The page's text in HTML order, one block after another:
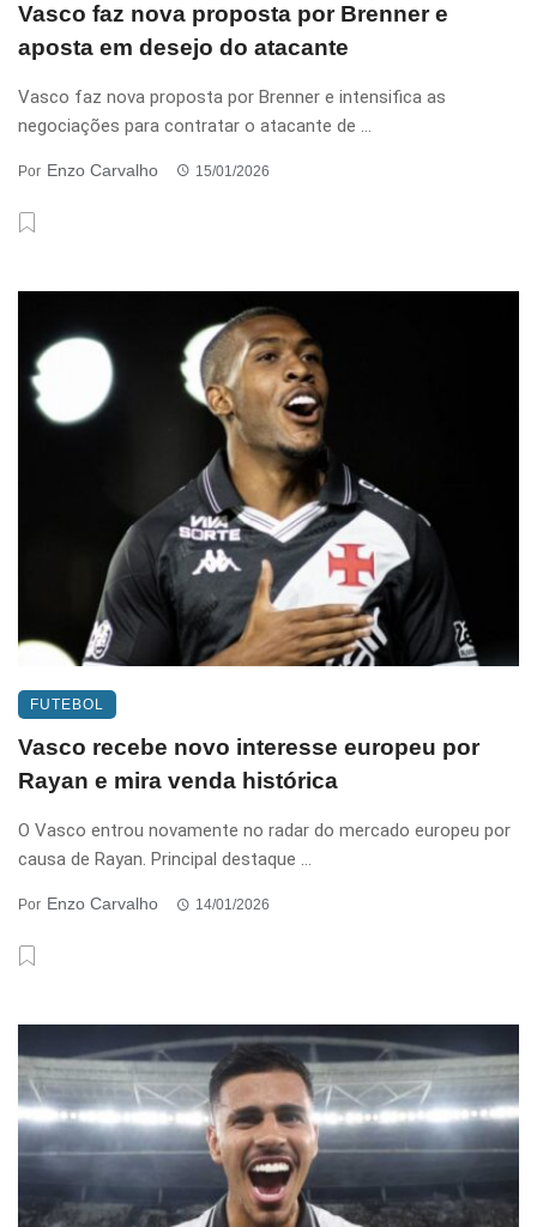
Vasco faz nova proposta por Brenner e
aposta em desejo do atacante
Vasco faz nova proposta por Brenner e intensifica as
negociações para contratar o atacante de ...
Por Enzo Carvalho 15/01/2026
FUTEBOL
Vasco recebe novo interesse europeu por
Rayan e mira venda histórica
O Vasco entrou novamente no radar do mercado europeu por
causa de Rayan. Principal destaque ...
Por Enzo Carvalho 14/01/2026